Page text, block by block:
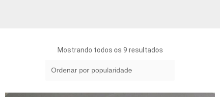
Mostrando todos os 9 resultados